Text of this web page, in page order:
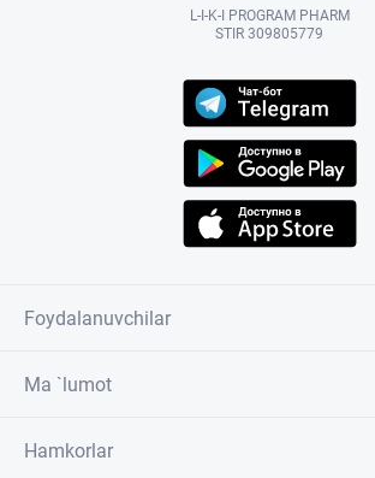
L-I-K-I PROGRAM PHARM
STIR 309805779
Foydalanuvchilar
Ma `lumot
Hamkorlar